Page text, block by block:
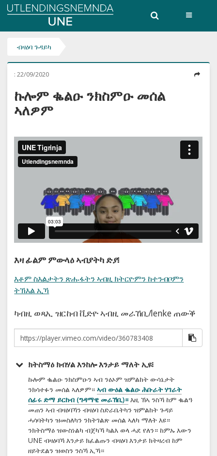
Utlendingsnemnda
ብዛዕባ ጉዳይካ
:22/09/2020
ኩሎም ቈልዑ ንክስምዑ መሰል
ኣለዎም
እዛ ፊልም ምውላዕ ኣብያትካ ድያ፧
እቶም ስእልታትን ጽሑፋትን ኣብዚ ክትርዮምን ከተንብቦምን
ትኽእል ኢኻ
ካብዚ ወጻኢ ዝርከብ ቪድዮ ኣብዚ መራኸቢ/lenke ጠውቕ
ክትስማዕ ክብሃል እንከሎ እንታይ ማለት ኢዩ፧
ኩሎም ቈልዑ ንክስምዑን ኣብ ንዕኦም ዝምልከት ውሳኔታት
ንክሳተፉን መሰል ኣለዎም።ኣብ ውዕል ቈልዑ ሕቡራት ሃገራት
ሰፊሩ ድማ ይርከብ (ግዳማዊ መራኸቢ)። እዚ ኽኣ ንስኻ ከም ቈልዓ
መጠን ኣብ ብዛዕባኻን ብዛዕባ ስድራቤትካን ዝምልከት ጉዳይ
ሓሳባትካን ዝመስለካን ንክትገልጽ መሰል ኣለካ ማለት እዩ።
ንክትስማዕ ዝውስነልካ ብጀካኻ ካልእ ወላ ሓደ የለን። ከምኡ እውን
UNE ብዛዕባኻ እንታይ ክፈልጡን ብዛዕባ እንታይ ክትዛረብ ከም
ዘይትደልን ዝወስን ንስኻ ኢኻ።